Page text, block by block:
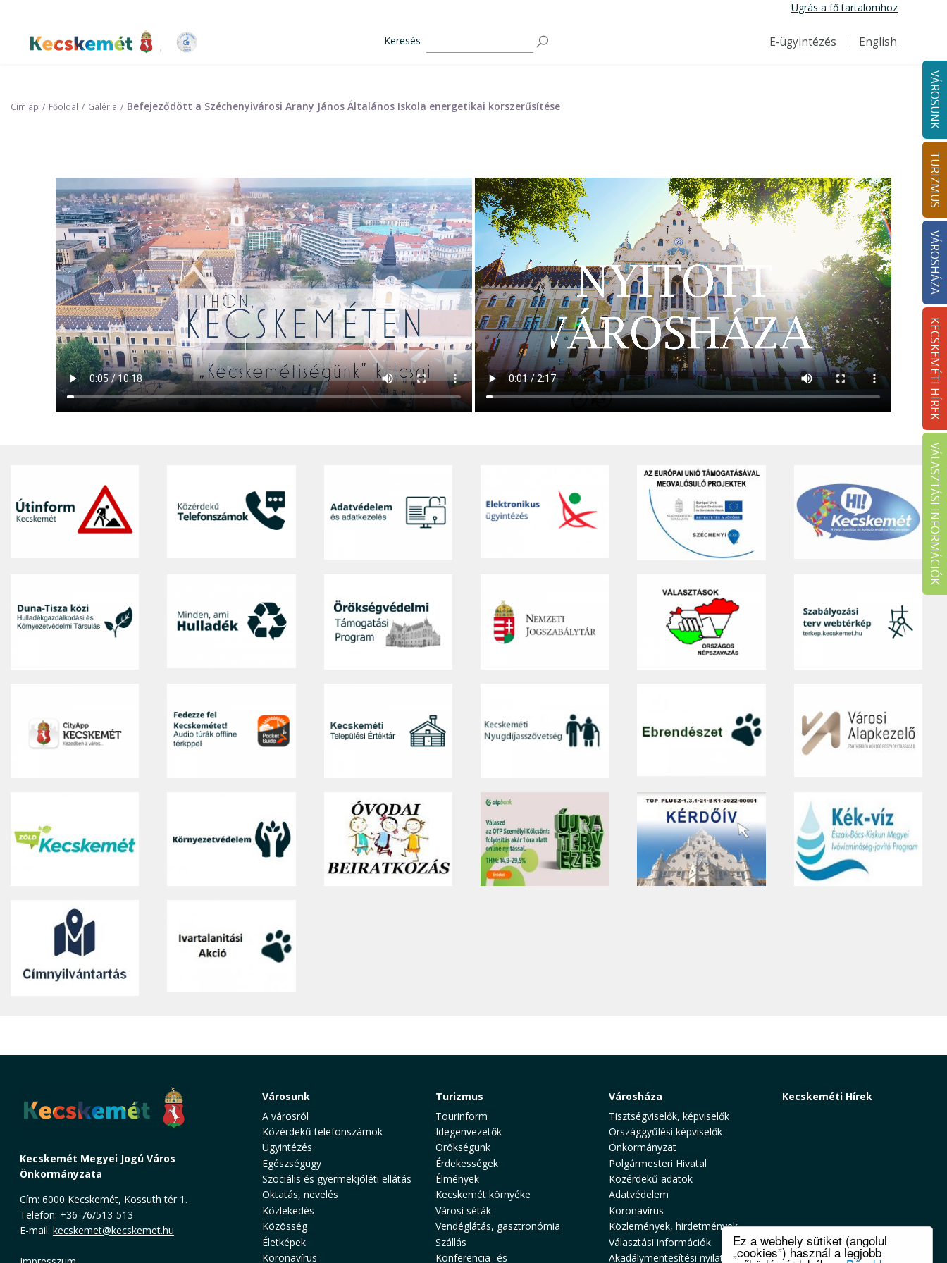
Ez a webhely sütiket (angolul
„cookies”) használ a legjobb
tartalomra
Ugrás a fő tartalomhoz
Kecskemét Város Honlapja
Keresés
Felső navigáció
E-ügyintézés English
VÁROSUNK
TURIZMUS
VÁROSHÁZA
KECSKEMÉTI HÍREK
VÁLASZTÁSI INFORMÁCIÓK
Címlap Főoldal Galéria Befejeződött a Széchenyivárosi Arany János Általános Iskola energetikai korszerűsítése
Kecskemét Megyei Jogú Város
Önkormányzata
Cím: 6000 Kecskemét, Kossuth tér 1.
Telefon: +36-76/513-513
E-mail: kecskemet@kecskemet.hu
Városunk
A városról
Közérdekű telefonszámok
Ügyintézés
Egészségügy
Szociális és gyermekjóléti ellátás
Oktatás, nevelés
Közlekedés
Közösség
Életképek
Koronavírus
Turizmus
Tourinform
Idegenvezetők
Örökségünk
Érdekességek
Élmények
Kecskemét környéke
Városi séták
Vendéglátás, gasztronómia
Szállás
Konferencia- és
Városháza
Tisztségviselők, képviselők
Országgyűlési képviselők
Önkormányzat
Polgármesteri Hivatal
Közérdekű adatok
Adatvédelem
Koronavírus
Közlemények, hirdetmények
Választási információk
Akadálymentesítési nyilatkozat
Kecskeméti Hírek